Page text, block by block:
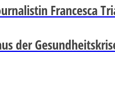
Francesca
der